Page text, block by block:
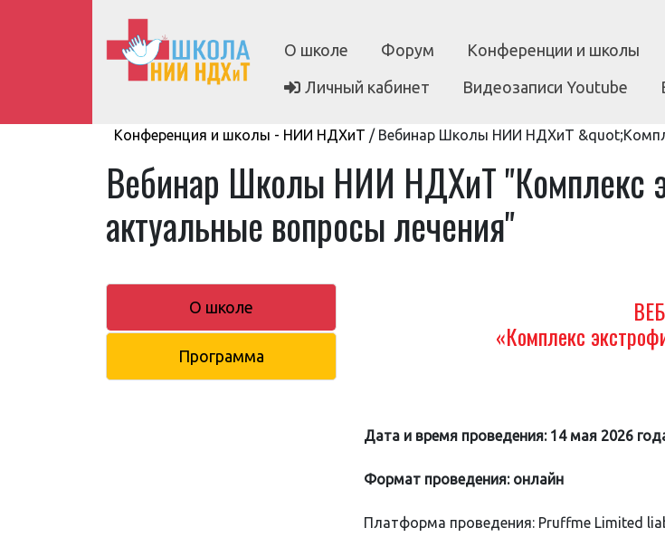
О школе Форум Конференции и школы
Личный кабинет Видеозаписи Youtube
Конференция и школы - НИИ НДХиТ / Вебинар Школы НИИ НДХиТ
Вебинар Школы НИИ НДХиТ "Комплекс
актуальные вопросы лечения"
О школе
Программа
«Комплекс
Дата и время проведения: 14 мая 2026
Формат проведения: онлайн
Платформа проведения: Pruffme Limited